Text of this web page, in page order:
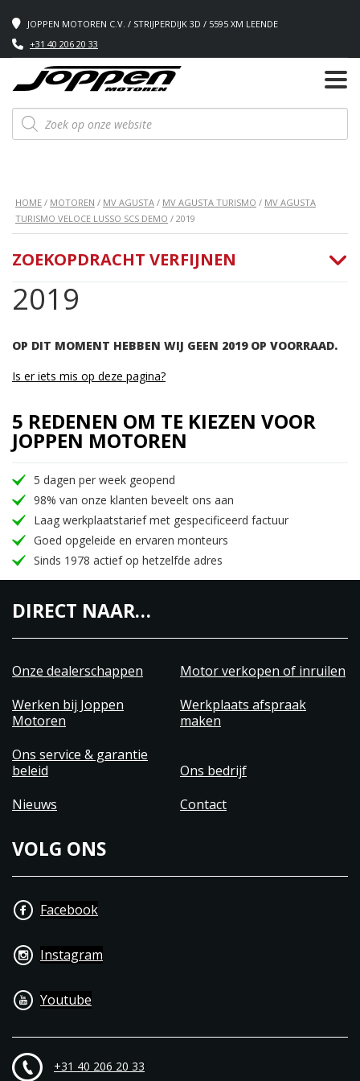
JOPPEN MOTOREN C.V. / STRIJPERDIJK 3D / 5595 XM LEENDE
+31 40 206 20 33
Producten
zoeken
HOME / MOTOREN / MV AGUSTA / MV AGUSTA TURISMO / MV AGUSTA
TURISMO VELOCE LUSSO SCS DEMO / 2019
2019
OP DIT MOMENT HEBBEN WIJ GEEN 2019 OP VOORRAAD.
ZOEKOPDRACHT VERFIJNEN
Is er iets mis op deze pagina?
5 REDENEN OM TE KIEZEN VOOR
JOPPEN MOTOREN
5 dagen per week geopend
98% van onze klanten beveelt ons aan
Laag werkplaatstarief met gespecificeerd factuur
Goed opgeleide en ervaren monteurs
Sinds 1978 actief op hetzelfde adres
DIRECT NAAR…
Onze dealerschappen
Motor verkopen of inruilen
Werken bij Joppen
Motoren
Werkplaats afspraak
maken
Ons service & garantie
beleid
Ons bedrijf
Nieuws
Contact
VOLG ONS
Facebook
Instagram
Youtube
+31 40 206 20 33